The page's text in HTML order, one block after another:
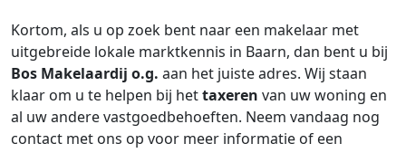
Kortom, als u op zoek bent naar een makelaar met
uitgebreide lokale marktkennis in Baarn, dan bent u bij
Bos Makelaardij o.g. aan het juiste adres. Wij staan
klaar om u te helpen bij hettaxeren van uw woning en
al uw andere vastgoedbehoeften. Neem vandaag nog
contact met ons op voor meer informatie of een